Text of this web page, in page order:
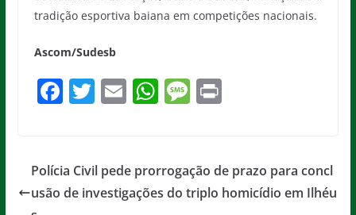
tradição esportiva baiana em competições nacionais.
Ascom/Sudesb
F
e
b
T
er
E
l
W
s
A
M
a
g
Pr
Polícia Civil pede prorrogação de prazo para concl
usão de investigações do triplo homicídio em Ilhéu